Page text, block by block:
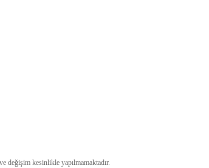
değişim kesinlikle yapılmamaktadır.